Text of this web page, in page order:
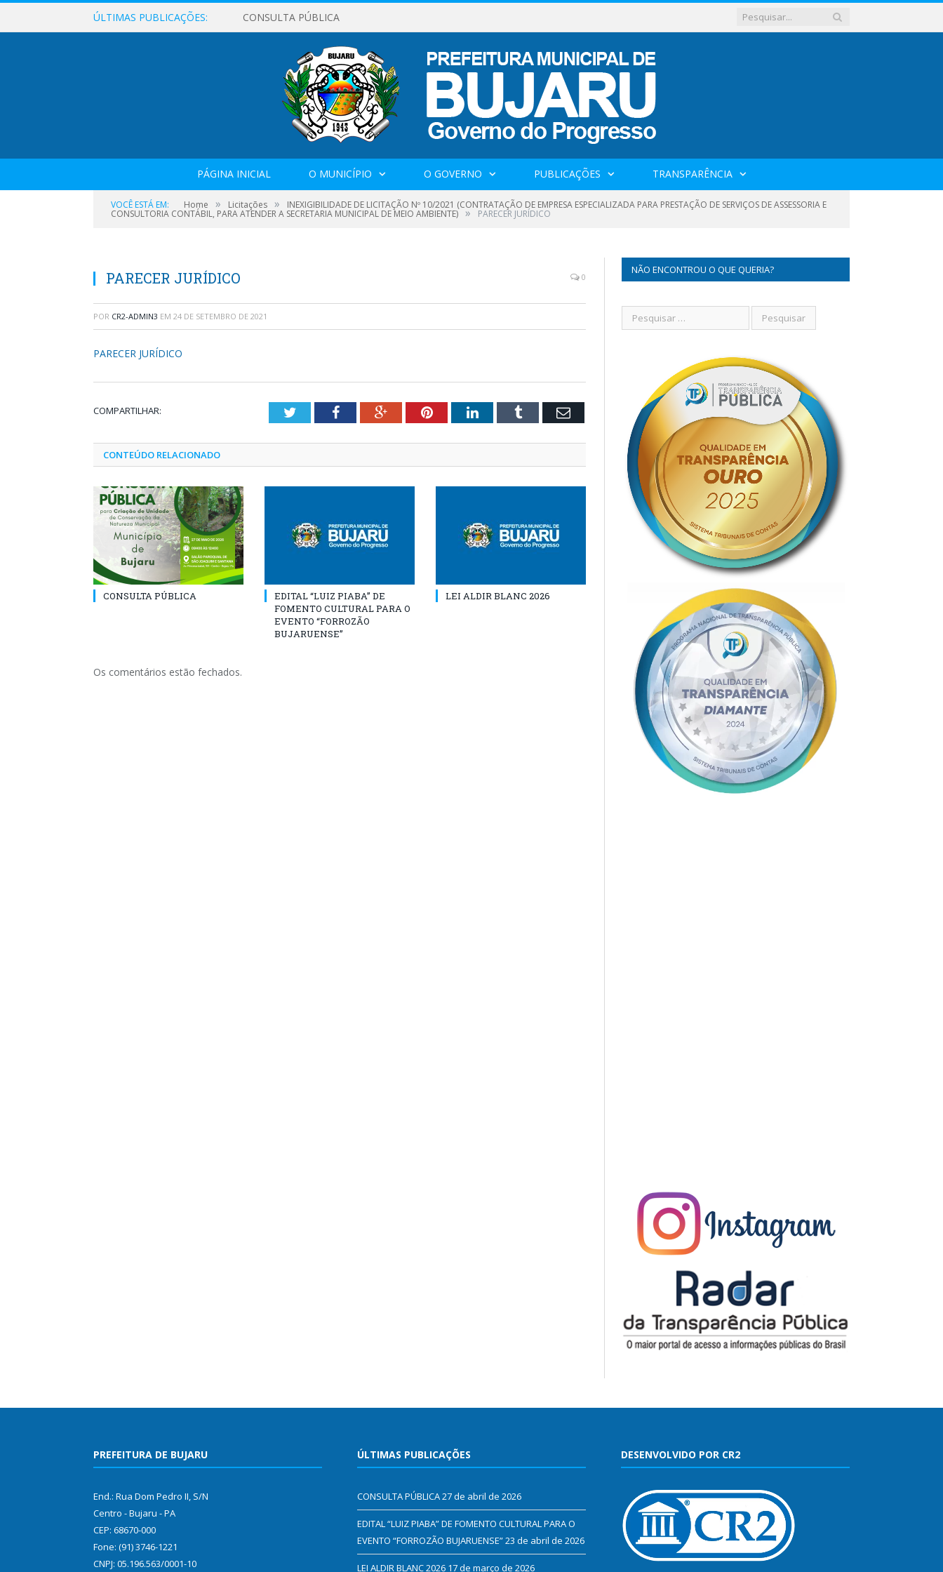
ÚLTIMAS PUBLICAÇÕES: CONSULTA PÚBLICA
PÁGINA INICIAL O MUNICÍPIO O GOVERNO PUBLICAÇÕES TRANSPARÊNCIA
VOCÊ ESTÁ EM: Home » Licitações » INEXIGIBILIDADE DE LICITAÇÃO Nº 10/2021 (CONTRATAÇÃO DE EMPRESA ESPECIALIZADA PARA PRESTAÇÃO DE SERVIÇOS DE ASSESSORIA E
CONSULTORIA CONTÁBIL, PARA ATENDER A SECRETARIA MUNICIPAL DE MEIO AMBIENTE) » PARECER JURÍDICO
PARECER JURÍDICO 0
POR CR2-ADMIN3 EM 24 DE SETEMBRO DE 2021
PARECER JURÍDICO
COMPARTILHAR: TwitterFacebookGoogle+PinterestLinkedInTumblr Email
CONTEÚDO RELACIONADO
CONSULTA PÚBLICA
EDITAL “LUIZ PIABA” DE
FOMENTO CULTURAL PARA O
EVENTO “FORROZÃO
BUJARUENSE”
LEI ALDIR BLANC 2026
Os comentários estão fechados.
NÃO ENCONTROU O QUE QUERIA?
PREFEITURA DE BUJARU
End.: Rua Dom Pedro II, S/N
Centro - Bujaru - PA
CEP: 68670-000
Fone: (91) 3746-1221
CNPJ: 05.196.563/0001-10
ÚLTIMAS PUBLICAÇÕES
CONSULTA PÚBLICA27 de abril de 2026
EDITAL “LUIZ PIABA” DE FOMENTO CULTURAL PARA O
EVENTO “FORROZÃO BUJARUENSE”23 de abril de 2026
LEI ALDIR BLANC 2026 17 de março de 2026
DESENVOLVIDO POR CR2